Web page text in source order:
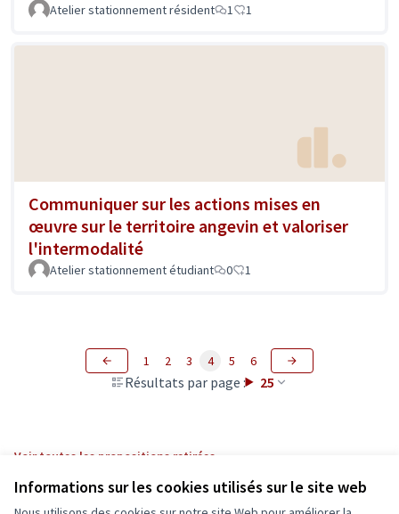
Informations sur les cookies utilisés sur le site web
Atelier stationnement résident 1 1
Communiquer sur les actions mises en
œuvre sur le territoire angevin et valoriser
l'intermodalité
Atelier stationnement étudiant 0 1
Résultats par page : 25
1 2 3 4 5 6
Voir toutes les propositions retirées